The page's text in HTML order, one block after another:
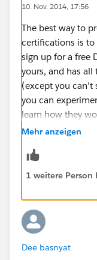
10. Nov. 2014, 17:56
The best way to
certifications is to
sign up for a free
yours, and has all
(except you can't
you can
learn how they
provide a
Mehr anzeigen
1 weitere
Dee basnyat